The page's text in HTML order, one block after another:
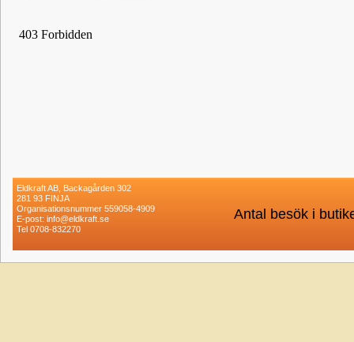
Eldkraft AB, Backagården 302
281 93 FINJA
Organisationsnummer 559058-4909
E-post: info@eldkraft.se
Tel 0708-832270
Antal besök i